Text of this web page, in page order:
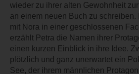
wieder zu ihrer alten Gewohnheit
an einem neuen Buch zu schreiben.
mit Nora in einer geschlossenen
erzählt Petra die Namen ihrer
einen kurzen Einblick in ihre Idee.
plötzlich und ganz unerwartet ein
See, der ihrem männlichen